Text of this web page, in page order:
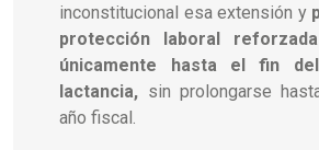
inconstitucional esa extensión y
protección laboral
únicamente hasta el fin
lactancia, sin prolongarse
año fiscal.